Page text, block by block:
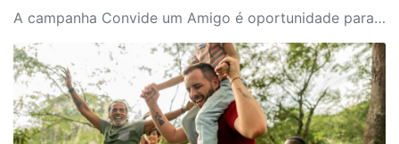
A campanha Convide um Amigo é oportunidade para reunir amigos para aproveitar juntos toda estrutura da unidade SESI-SP mais próxima. Os benefícios para clientes e convidados estão no regulamento.